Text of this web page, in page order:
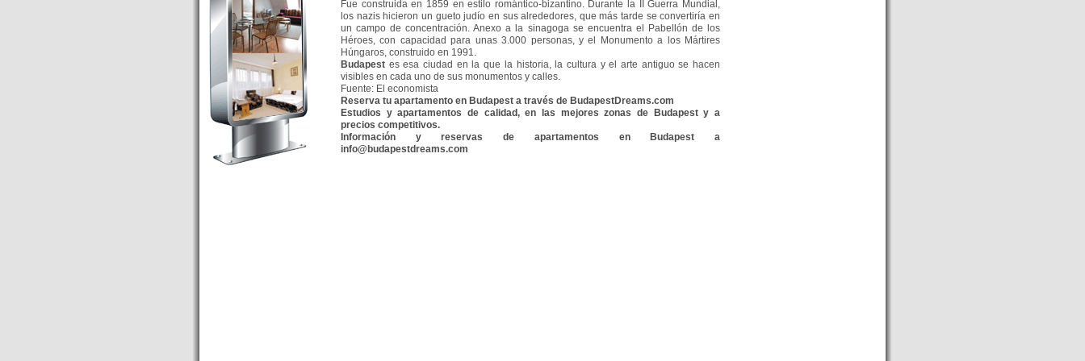
Budapest’.
- Hoteles en BUDAPEST:
Resultados octubre de 2016,
subida del 15% ocupación y
del 25,6% en el RevPar
- Nuevo Hotel en Budapest
bajo la marca Exe Hotusa
- Transfer Aeropuerto de
BUDAPEST
Fue construida en 1859 en estilo romántico-bizantino. Durante la II Guerra Mundial,
los nazis hicieron un gueto judío en sus alrededores, que más tarde se convertiría en
un campo de concentración. Anexo a la sinagoga se encuentra el Pabellón de los
Héroes, con capacidad para unas 3.000 personas, y el Monumento a los Mártires
Húngaros, construido en 1991.
Budapest es esa ciudad en la que la historia, la cultura y el arte antiguo se hacen
visibles en cada uno de sus monumentos y calles.
Fuente: El economista
Reserva tu apartamento en Budapest a través de BudapestDreams.com
Estudios y apartamentos de calidad, en las mejores zonas de Budapest y a
precios competitivos.
Información y reservas de apartamentos en Budapest a
info@budapestdreams.com